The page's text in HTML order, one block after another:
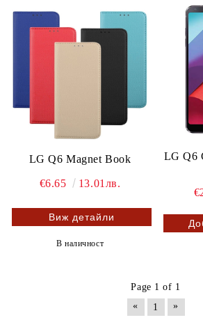
LG Q6 Magnet Book
€6.65 13.01лв.
Виж детайли
В наличност
LG Q6
Page 1 of 1
«
1 »